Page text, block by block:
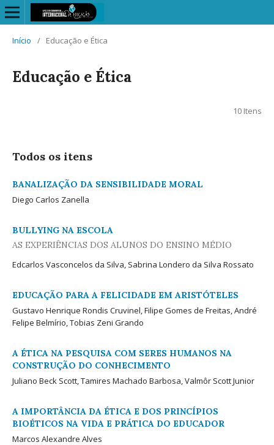
Início / Educação e Ética
Educação e Ética
10 Itens
Todos os itens
BANALIZAÇÃO DA SENSIBILIDADE MORAL
Diego Carlos Zanella
BULLYING NA ESCOLA
AS EXPERIÊNCIAS DOS ALUNOS DO ENSINO MÉDIO
Edcarlos Vasconcelos da Silva, Sabrina Londero da Silva Rossato
EDUCAÇÃO PARA A FELICIDADE EM ARISTÓTELES
Gustavo Henrique Rondis Cruvinel, Filipe Gomes de Freitas, André
Felipe Belmírio, Tobias Zeni Grando
A ÉTICA NA PESQUISA COM SERES HUMANOS NA
CONSTRUÇÃO DO CONHECIMENTO
Juliano Beck Scott, Tamires Machado Barbosa, Valmôr Scott Junior
A IMPORTÂNCIA DA ÉTICA E DOS PRINCÍPIOS
BIOÉTICOS NA VIDA E PRÁTICA DO EDUCADOR
Marcos Alexandre Alves